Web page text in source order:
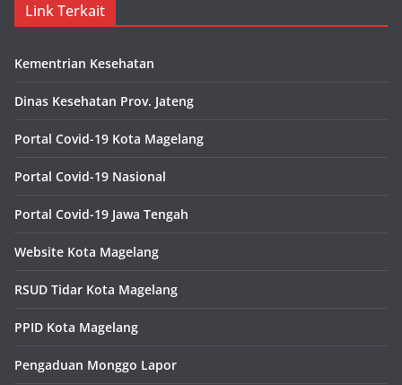
Link Terkait
Kementrian Kesehatan
Dinas Kesehatan Prov. Jateng
Portal Covid-19 Kota Magelang
Portal Covid-19 Nasional
Portal Covid-19 Jawa Tengah
Website Kota Magelang
RSUD Tidar Kota Magelang
PPID Kota Magelang
Pengaduan Monggo Lapor